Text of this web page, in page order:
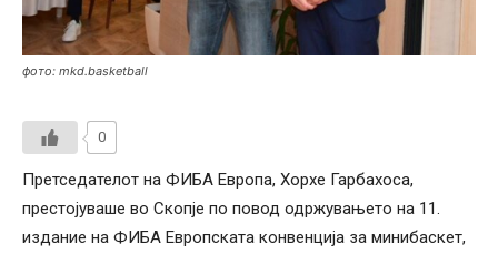
фото: mkd.basketball
0
Претседателот на ФИБА Европа, Хорхе Гарбахоса,
престојуваше во Скопје по повод одржувањето на 11.
издание на ФИБА Европската конвенција за минибаскет,